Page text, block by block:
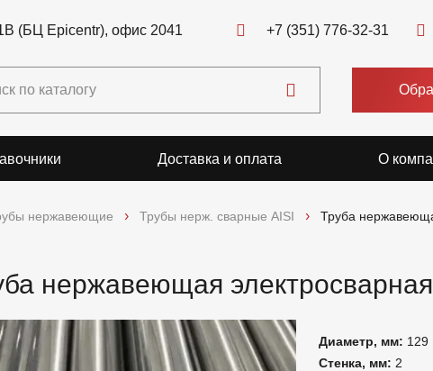
(БЦ Epicentr), офис 2041 +7 (351) 776-32-31
Доставка и оплата О
нержавеющие Трубы нерж. сварные AISI Труба
нержавеющая
Диаметр, мм: 129
Стенка, мм: 2